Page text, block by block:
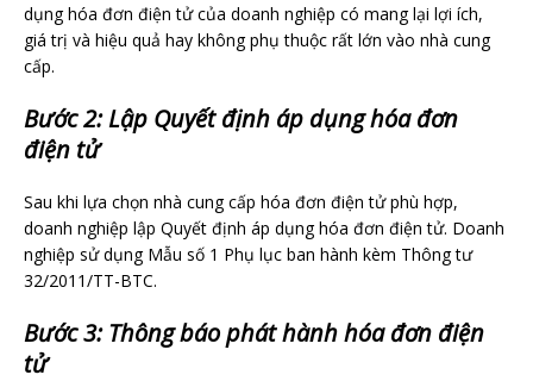
dụng hóa đơn điện tử của doanh nghiệp có mang lại lợi ích,
giá trị và hiệu quả hay không phụ thuộc rất lớn vào nhà cung
cấp.
Bước 2: Lập Quyết định áp dụng hóa đơn
điện tử
Sau khi lựa chọn nhà cung cấp hóa đơn điện tử phù hợp,
doanh nghiệp lập Quyết định áp dụng hóa đơn điện tử. Doanh
nghiệp sử dụng Mẫu số 1 Phụ lục ban hành kèm Thông tư
32/2011/TT-BTC.
Bước 3: Thông báo phát hành hóa đơn điện
tử